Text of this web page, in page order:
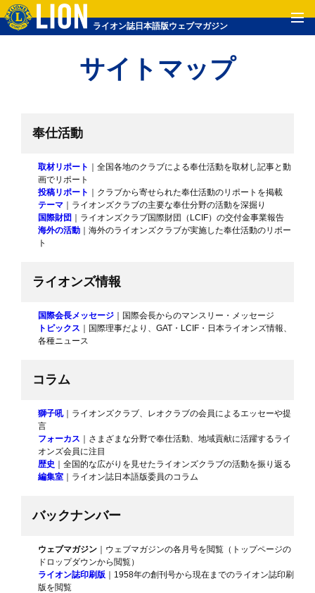
ライオン誌日本語版ウェブマガジン
サイトマップ
奉仕活動
取材リポート
｜全国各地のクラブによる奉仕活動を取材し記事と動
画でリポート
投稿リポート
｜クラブから寄せられた奉仕活動のリポートを掲載
テーマ ｜ライオンズクラブの主要な奉仕分野の活動を深掘り
国際財団
｜ライオンズクラブ国際財団（LCIF）の交付金事業報告
海外の活動 ｜海外のライオンズクラブが実施した奉仕活動のリポー
ト
ライオンズ情報
国際会長メッセージ ｜国際会長からのマンスリー・メッセージ
トピックス ｜国際理事だより、GAT・LCIF・日本ライオンズ情報、
各種ニュース
コラム
獅子吼｜ライオンズクラブ、レオクラブの会員によるエッセーや提
言
フォーカス ｜さまざまな分野で奉仕活動、地域貢献に活躍するライ
オンズ会員に注目
歴史 ｜全国的な広がりを見せたライオンズクラブの活動を振り返る
編集室 ｜ライオン誌日本語版委員のコラム
バックナンバー
ウェブマガジン ｜ウェブマガジンの各月号を閲覧（トップページの
ドロップダウンから閲覧）
ライオン誌印刷版 ｜1958年の創刊号から現在までのライオン誌印刷
版を閲覧